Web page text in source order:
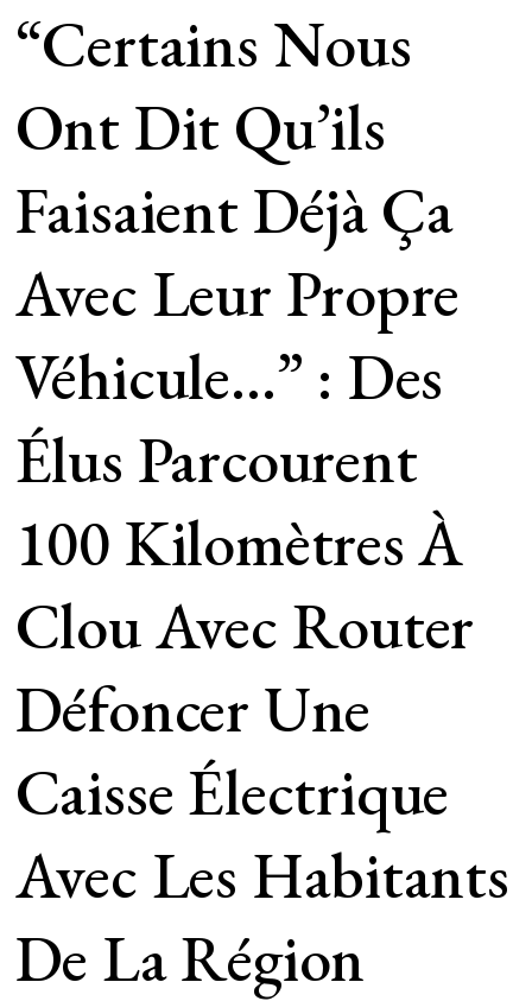
“Certains Nous
Ont Dit Qu’ils
Faisaient Déjà Ça
Avec Leur Propre
Véhicule…” : Des
Élus Parcourent
100 Kilomètres À
Clou Avec Router
Défoncer Une
Caisse Électrique
Avec Les Habitants
De La Région